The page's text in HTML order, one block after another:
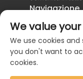
Navigazione
Categorie
Contattaci
We value
We use cookies
you don't want to
cookies.